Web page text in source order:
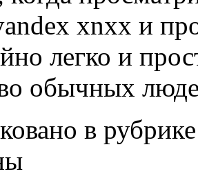
xnxx и
легко и
обычных
в